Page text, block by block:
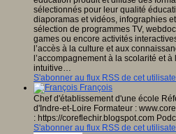
sélectionnés pour leur qualité
diaporamas et vidéos, infographies
sélection de programmes TV,
games ou encore activités
l’accès à la culture et aux
l’accompagnement à la scolarité et
intuitive…
S'abonner au flux RSS de cet
François
Chef d'établissement d'une école
d'Indre-et-Loire Formateur :
: https://coreflechir.blogspot.com
S'abonner au flux RSS de cet